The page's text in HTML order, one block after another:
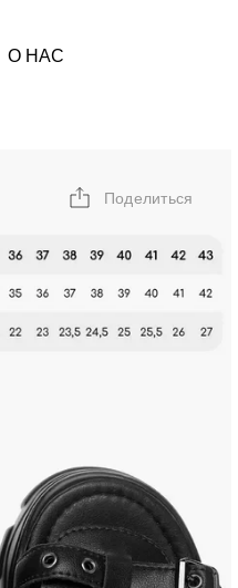
О НАС
Поделиться